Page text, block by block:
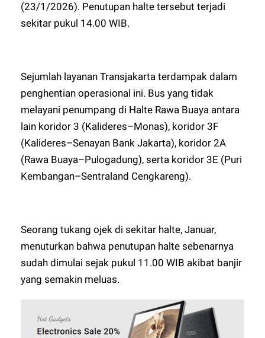
(23/1/2026). Penutupan halte tersebut terjadi
sekitar pukul 14.00 WIB.
Sejumlah layanan Transjakarta terdampak dalam
penghentian operasional ini. Bus yang tidak
melayani penumpang di Halte Rawa Buaya antara
lain koridor 3 (Kalideres–Monas), koridor 3F
(Kalideres–Senayan Bank Jakarta), koridor 2A
(Rawa Buaya–Pulogadung), serta koridor 3E (Puri
Kembangan–Sentraland Cengkareng).
Seorang tukang ojek di sekitar halte, Januar,
menuturkan bahwa penutupan halte sebenarnya
sudah dimulai sejak pukul 11.00 WIB akibat banjir
yang semakin meluas.